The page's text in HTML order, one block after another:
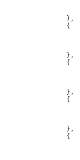
		},
		{
		},
		{
		},
		{
		},
		{